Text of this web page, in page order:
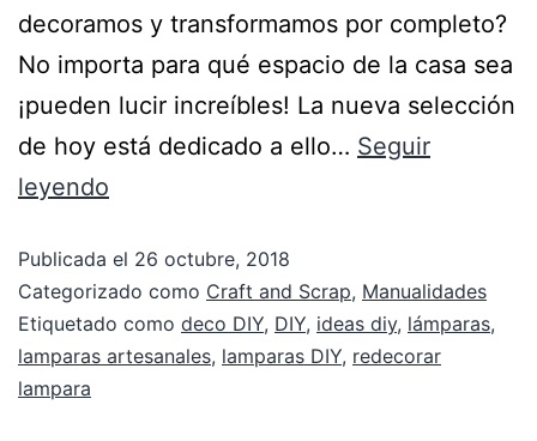
decoramos y transformamos por completo?
No importa para qué espacio de la casa sea
¡pueden lucir increíbles! La nueva selección
de hoy está dedicado a ello… Seguir
leyendo
Publicada el 26 octubre, 2018
Categorizado como Craft and Scrap, Manualidades
Etiquetado como deco DIY, DIY, ideas diy, lámparas,
lamparas artesanales, lamparas DIY, redecorar
lampara